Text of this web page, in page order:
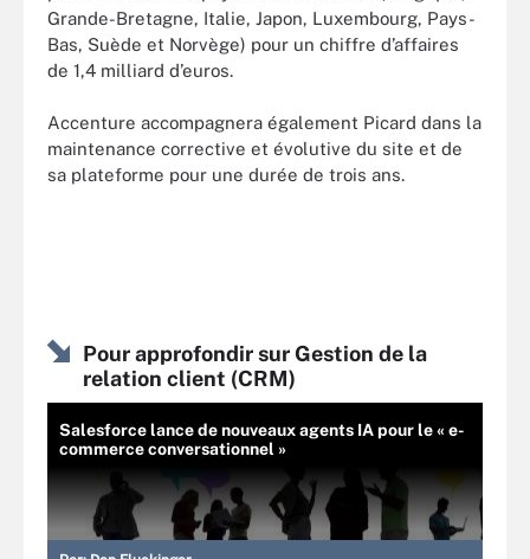
Grande-Bretagne, Italie, Japon, Luxembourg, Pays-
Bas, Suède et Norvège) pour un chiffre d’affaires
de 1,4 milliard d’euros.
Accenture accompagnera également Picard dans la
maintenance corrective et évolutive du site et de
sa plateforme pour une durée de trois ans.
Pour approfondir sur Gestion de la
relation client (CRM)
Salesforce lance de nouveaux agents IA pour le « e-
commerce conversationnel »